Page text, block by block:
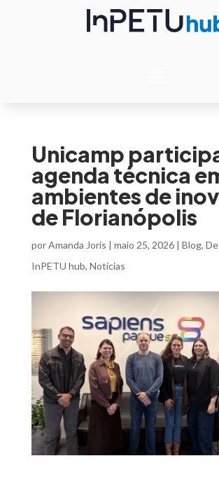
Unicamp
agenda técnica
ambientes de
de Florianópolis
porAmanda Joris | maio 25, 2026| Blog,
InPETU hub, Notícias